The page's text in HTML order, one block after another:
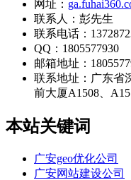
网址：
联系人：彭先生
联系电话：
QQ：1805577930
邮箱地址：
联系地址： 广东省
前大厦A1508、
本站关键词
广安geo优化公司
广安网站建设公司